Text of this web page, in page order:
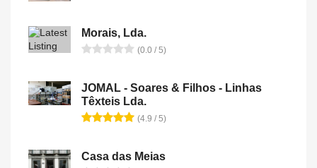
Morais, Lda.
(0.0 / 5)
JOMAL - Soares & Filhos - Linhas
Têxteis Lda.
(4.9 / 5)
Casa das Meias